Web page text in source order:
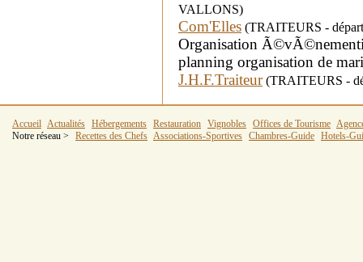
VALLONS)
Com'Elles (TRAITEURS -
Organisation
planning organisation de
J.H.F.Traiteur(TRAITEURS -
Accueil Actualités Hébergements Restauration Vignobles Offices de Tourisme
Notre réseau >
Recettes des Chefs Associations-Sportives Chambres-Guide Hotels-